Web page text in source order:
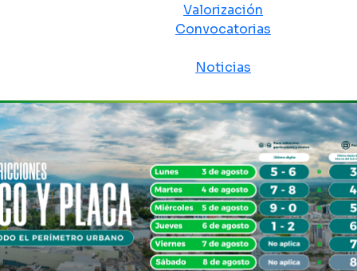
Valorización
Convocatorias
Noticias